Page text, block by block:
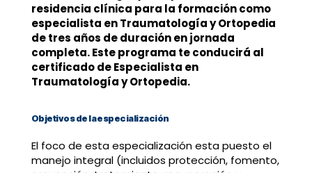
residencia clínica para la formación como
especialista en Traumatología y Ortopedia
de tres años de duración en jornada
completa. Este programa te conducirá al
certificado de Especialista en
Traumatología y Ortopedia.
Objetivos de la especialización
El foco de esta especialización esta puesto el
manejo integral (incluidos protección, fomento,